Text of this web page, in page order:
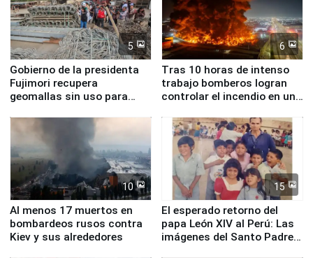
5
Gobierno de la presidenta
Fujimori recupera
geomallas sin uso para
Fenómeno El Niño
6
Tras 10 horas de intenso
trabajo bomberos logran
controlar el incendio en una
de Chile
10
Al menos 17 muertos en
bombardeos rusos contra
Kiev y sus alrededores
15
El esperado retorno del
papa León XIV al Perú: Las
imágenes del Santo Padre